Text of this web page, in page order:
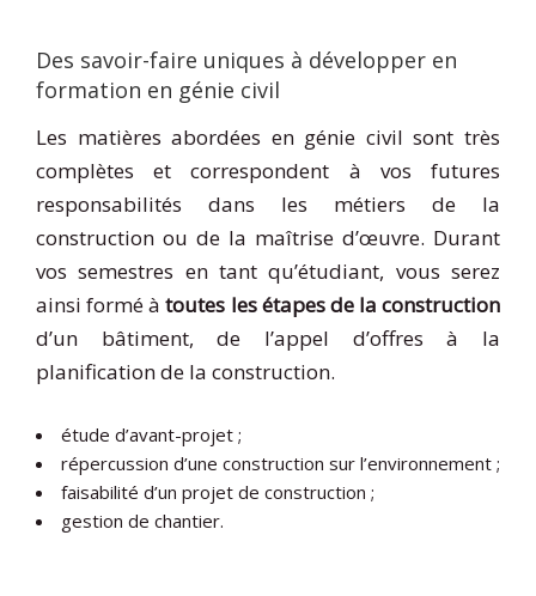
Des savoir-faire uniques à développer en
formation en génie civil
Les matières abordées en génie civil sont très
complètes et correspondent à vos futures
responsabilités dans les métiers de la
construction ou de la maîtrise d’œuvre. Durant
vos semestres en tant qu’étudiant, vous serez
ainsi formé àtoutes les étapes de la construction
d’un bâtiment, de l’appel d’offres à la
planification de la construction.
étude d’avant-projet ;
répercussion d’une construction sur l’environnement ;
faisabilité d’un projet de construction ;
gestion de chantier.